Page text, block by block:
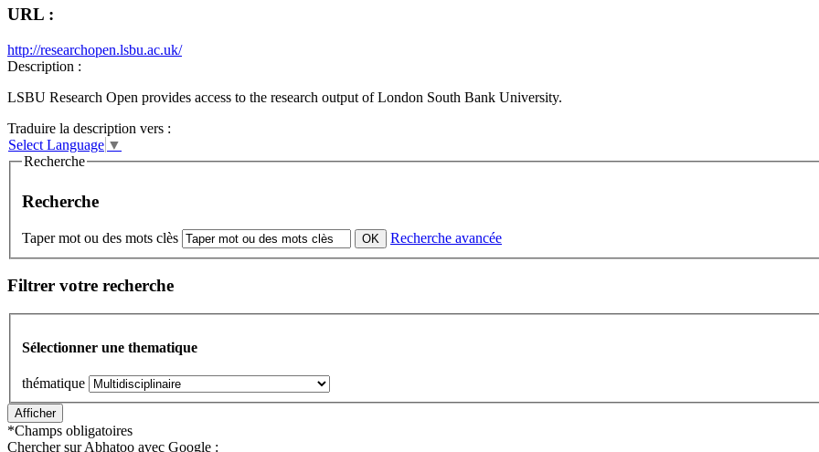
URL :
http://researchopen.lsbu.ac.uk/
Description :
LSBU Research Open provides access to the research output of London South Bank University.
Traduire la description vers :
Select Language ▼
Recherche
Recherche
Taper mot ou des mots clès Recherche avancée
Filtrer votre recherche
Sélectionner une thematique
thématique
*Champs obligatoires
Chercher sur Abhatoo avec Google :